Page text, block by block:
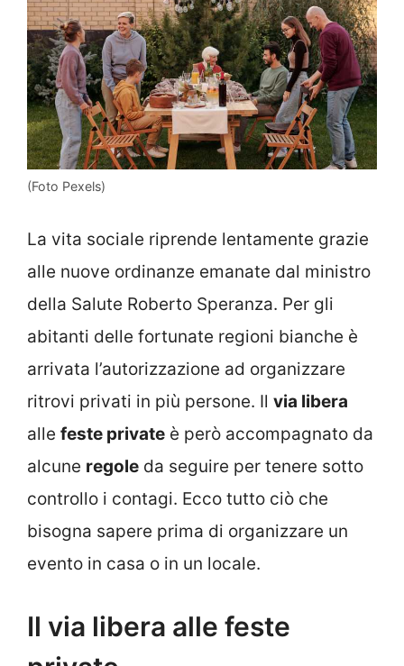
(Foto Pexels)
La vita sociale riprende lentamente grazie
alle nuove ordinanze emanate dal ministro
della Salute Roberto Speranza. Per gli
abitanti delle fortunate regioni bianche è
arrivata l’autorizzazione ad organizzare
ritrovi privati in più persone. Il via libera
alle feste private è però accompagnato da
alcune regole da seguire per tenere sotto
controllo i contagi. Ecco tutto ciò che
bisogna sapere prima di organizzare un
evento in casa o in un locale.
Il via libera alle feste